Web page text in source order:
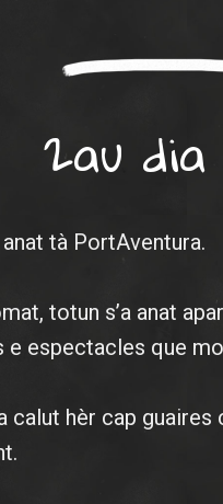
2au dia
tà PortAventura.
totun s’a anat
e espectacles que
calut hèr cap guaires